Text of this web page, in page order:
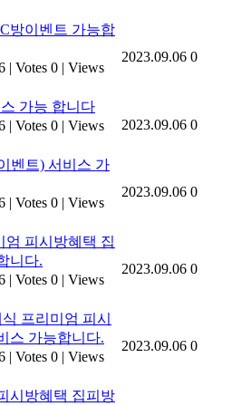
방이벤트 가능합
| Votes 0 | Views
2023.09.06 0
가능 합니다
| Votes 0 | Views
2023.09.06 0
벤트) 서비스 가
| Votes 0 | Views
2023.09.06 0
엄 피시방혜택 집
니다.
| Votes 0 | Views
2023.09.06 0
프리미엄 피시
스 가능합니다.
| Votes 0 | Views
2023.09.06 0
시방혜택 집피방